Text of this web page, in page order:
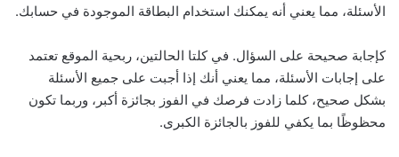
الأسئلة، مما يعني أنه يمكنك استخدام البطاقة الموجودة في حسابك.
كإجابة صحيحة على السؤال. في كلتا الحالتين، ربحية الموقع تعتمد
على إجابات الأسئلة، مما يعني أنك إذا أجبت على جميع الأسئلة
بشكل صحيح، كلما زادت فرصك في الفوز بجائزة أكبر، وربما تكون
محظوظًا بما يكفي للفوز بالجائزة الكبرى.